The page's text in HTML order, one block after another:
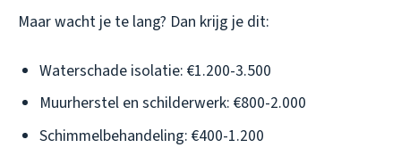
Maar wacht je te lang? Dan krijg je dit:
Waterschade isolatie: €1.200-3.500
Muurherstel en schilderwerk: €800-2.000
Schimmelbehandeling: €400-1.200